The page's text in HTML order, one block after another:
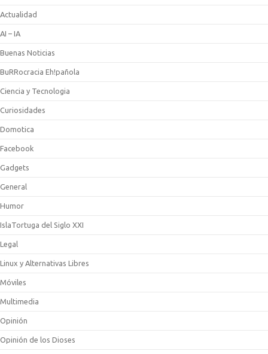
Actualidad
AI – IA
Buenas Noticias
BuRRocracia Eh!pañola
Ciencia y Tecnologia
Curiosidades
Domotica
Facebook
Gadgets
General
Humor
IslaTortuga del Siglo XXI
Legal
Linux y Alternativas Libres
Móviles
Multimedia
Opinión
Opinión de los Dioses